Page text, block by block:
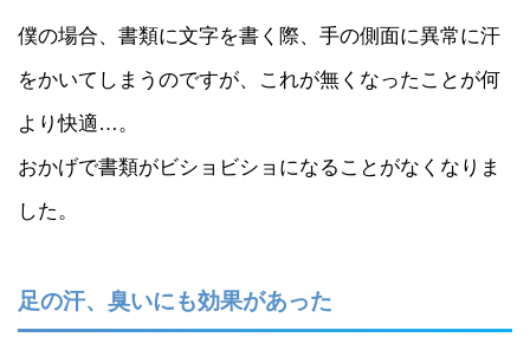
僕の場合、書類に文字を書く際、手の側面に異常に汗
をかいてしまうのですが、これが無くなったことが何
より快適…。
おかげで書類がビショビショになることがなくなりま
した。
足の汗、臭いにも効果があった